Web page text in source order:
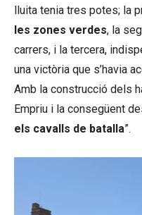
lluita tenia tres potes; la
les zones verdes, la
carrers, i la tercera,
una victòria que s’havia
Amb la construcció dels
Empriu i la consegüent
els cavalls de batalla”.